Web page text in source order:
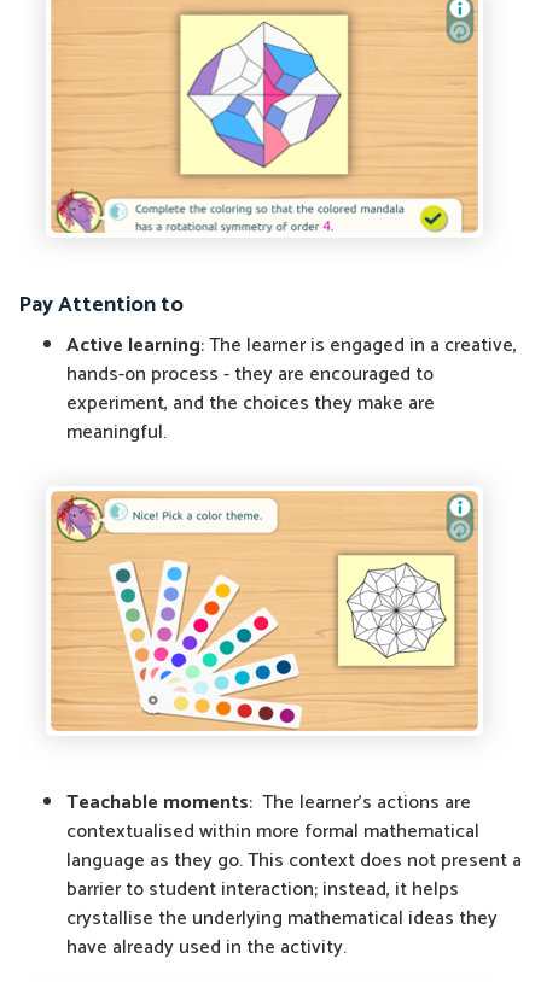
Pay Attention to
Active learning: The learner is engaged in a creative,
hands-on process - they are encouraged to
experiment, and the choices they make are
meaningful.
Teachable moments: The learner's actions are
contextualised within more formal mathematical
language as they go. This context does not present a
barrier to student interaction; instead, it helps
crystallise the underlying mathematical ideas they
have already used in the activity.